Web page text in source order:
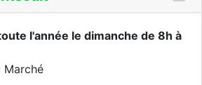
l'année le dimanche de 8h à
Marché